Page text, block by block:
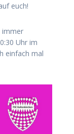
euch!
immer
Uhr im
einfach mal